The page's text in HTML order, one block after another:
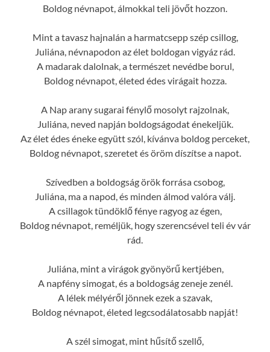
Boldog névnapot, álmokkal teli jövőt hozzon.
Mint a tavasz hajnalán a harmatcsepp szép csillog,
Juliána, névnapodon az élet boldogan vigyáz rád.
A madarak dalolnak, a természet nevédbe borul,
Boldog névnapot, életed édes virágait hozza.
A Nap arany sugarai fénylő mosolyt rajzolnak,
Juliána, neved napján boldogságodat énekeljük.
Az élet édes éneke együtt szól, kívánva boldog perceket,
Boldog névnapot, szeretet és öröm díszítse a napot.
Szívedben a boldogság örök forrása csobog,
Juliána, ma a napod, és minden álmod valóra válj.
A csillagok tündöklő fénye ragyog az égen,
Boldog névnapot, reméljük, hogy szerencsével teli év vár
rád.
Juliána, mint a virágok gyönyörű kertjében,
A napfény simogat, és a boldogság zeneje zenél.
A lélek mélyéről jönnek ezek a szavak,
Boldog névnapot, életed legcsodálatosabb napját!
A szél simogat, mint hűsítő szellő,